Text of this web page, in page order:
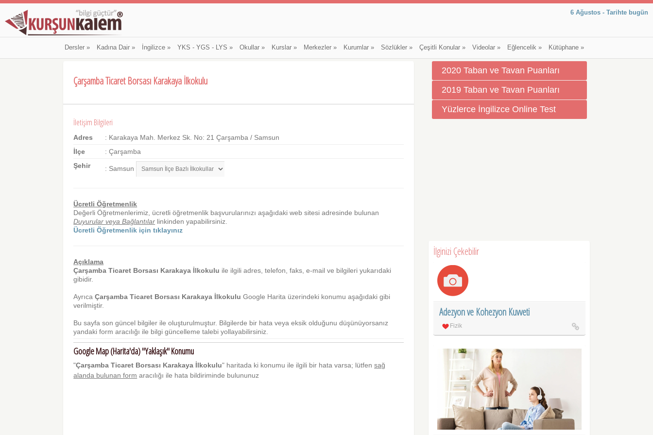
6 Ağustos - Tarihte bugün
Dersler» Kadına Dair» İngilizce» YKS - YGS - LYS » Okullar» Kurslar» Merkezler» Kurumlar» Sözlükler» Çeşitli Konular» Videolar» Eğlencelik» Kütüphane»
Çarşamba Ticaret Borsası Karakaya İlkokulu
İletişim Bilgileri
Adres
: Karakaya Mah. Merkez Sk. No: 21 Çarşamba / Samsun
İlçe
: Çarşamba
Şehir
: Samsun
Ücretli Öğretmenlik
Değerli Öğretmenlerimiz, ücretli öğretmenlik başvurularınızı aşağıdaki web sitesi adresinde bulunan
Duyurular veya Bağlantılar linkinden yapabilirsiniz.
Ücretli Öğretmenlik için tıklayınız
Açıklama
Çarşamba Ticaret Borsası Karakaya İlkokulu ile ilgili adres, telefon, faks, e-mail ve bilgileri yukarıdaki
gibidir.
AyrıcaÇarşamba Ticaret Borsası Karakaya İlkokulu Google Harita üzerindeki konumu aşağıdaki gibi
verilmiştir.
Bu sayfa son güncel bilgiler ile oluşturulmuştur. Bilgilerde bir hata veya eksik olduğunu düşünüyorsanız
yandaki form aracılığı ile bilgi güncelleme talebi yollayabilirsiniz.
Google Map (Harita'da) "Yaklaşık" Konumu
"Çarşamba Ticaret Borsası Karakaya İlkokulu" haritada ki konumu ile ilgili bir hata varsa; lütfensağ
alanda bulunan form aracılığı ile hata bildiriminde bulununuz
2020 Taban ve Tavan Puanları
2019 Taban ve Tavan Puanları
Yüzlerce İngilizce Online Test
İlginizi Çekebilir
Adezyon ve Kohezyon Kuvveti
Fizik